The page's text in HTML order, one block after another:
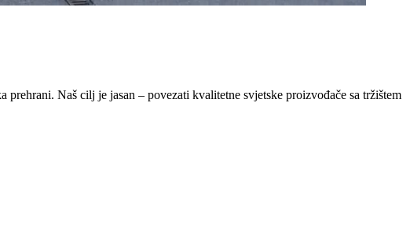
Naš cilj je jasan – povezati kvalitetne svjetske proizvođače sa tržištem